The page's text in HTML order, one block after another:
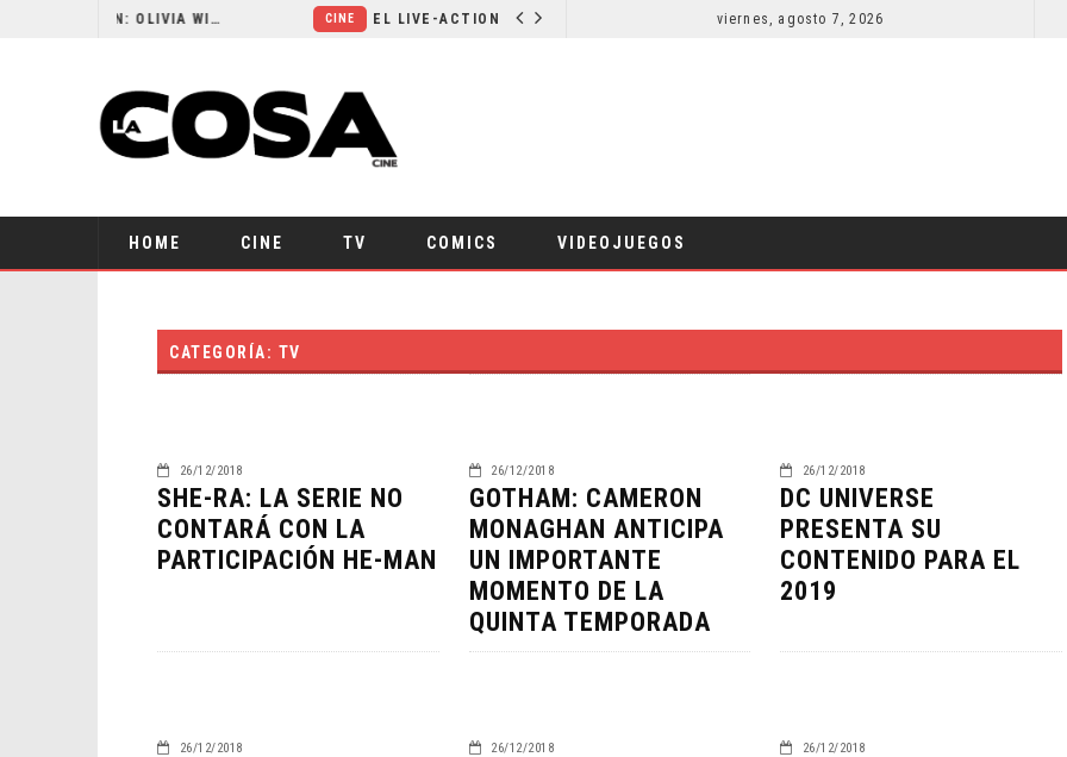
RESEÑA LA INVITACIÓN: OLIVIA WILDE REFLEXIONA SOBRE LA VIDA CONYUGAL viernes, agosto 7, 2026
HOME CINE TV COMICS VIDEOJUEGOS
CATEGORÍA: TV
26/12/2018
SHE-RA: LA SERIE NO
CONTARÁ CON LA
PARTICIPACIÓN HE-MAN
26/12/2018
GOTHAM: CAMERON
MONAGHAN ANTICIPA
UN IMPORTANTE
MOMENTO DE LA
QUINTA TEMPORADA
26/12/2018
DC UNIVERSE
PRESENTA SU
CONTENIDO PARA EL
2019
26/12/2018 26/12/2018 26/12/2018